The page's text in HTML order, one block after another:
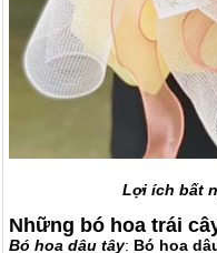
Lợi ích bất
Những bó hoa trái
Bó hoa dâu tây: Bó hoa